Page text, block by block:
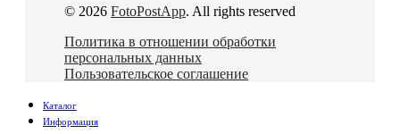
© 2026 FotoPostApp. All rights reserved
Политика в отношении обработки
персональных данных
Пользовательское соглашение
Каталог
Информация